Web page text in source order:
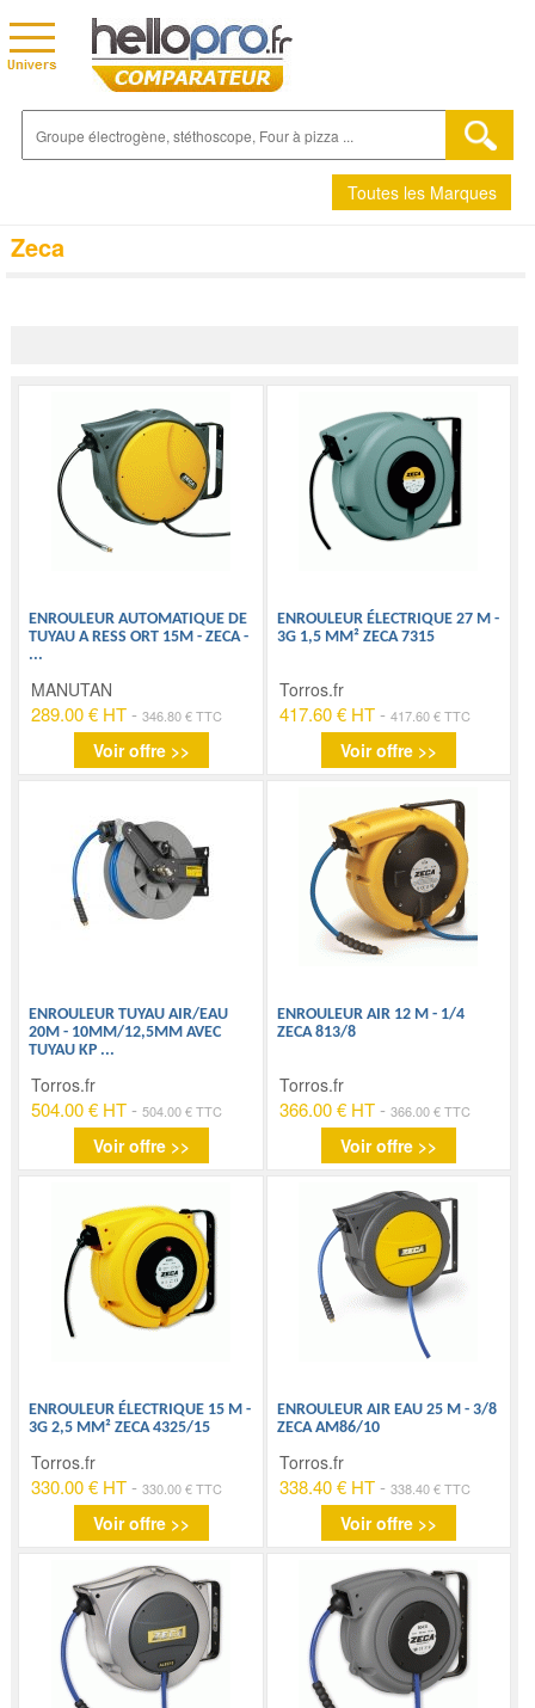
Toutes les Marques
Zeca
ENROULEUR AUTOMATIQUE DE
TUYAU A RESS ORT 15M - ZECA -
...
MANUTAN
289.00 € HT -346.80 € TTC
Voir offre >>
ENROULEUR ÉLECTRIQUE 27 M -
3G 1,5 MM² ZECA 7315
Torros.fr
417.60 € HT- 417.60 € TTC
Voir offre >>
ENROULEUR TUYAU AIR/EAU
20M - 10MM/12,5MM AVEC
TUYAU KP ...
Torros.fr
504.00 € HT -504.00 € TTC
Voir offre >>
ENROULEUR AIR 12 M - 1/4
ZECA 813/8
Torros.fr
366.00 € HT- 366.00 € TTC
Voir offre >>
ENROULEUR ÉLECTRIQUE 15 M -
3G 2,5 MM² ZECA 4325/15
Torros.fr
330.00 € HT -330.00 € TTC
Voir offre >>
ENROULEUR AIR EAU 25 M - 3/8
ZECA AM86/10
Torros.fr
338.40 € HT- 338.40 € TTC
Voir offre >>